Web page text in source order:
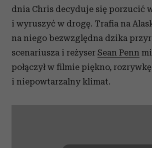
dnia Chris decyduje się porzucić
i wyruszyć w drogę. Trafia na
na niego bezwzględna dzika
scenariusza i reżyser Sean Penn
połączył w filmie piękno,
i niepowtarzalny klimat.